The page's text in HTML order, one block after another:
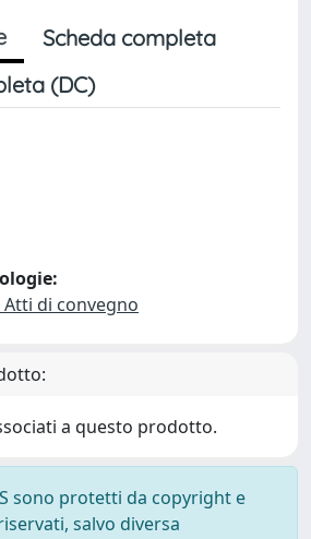
Scheda completa
(DC)
di convegno
a questo prodotto.
sono protetti da copyright e
salvo diversa